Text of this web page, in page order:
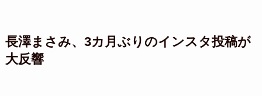
長澤まさみ、3カ月ぶりのインスタ投稿が
大反響